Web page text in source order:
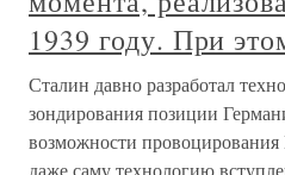
1939 году. При
Сталин давно разработал
зондирования позиции
возможности
даже саму технологию